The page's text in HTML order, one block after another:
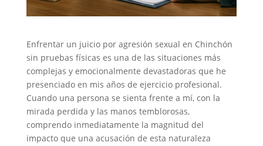
Enfrentar un juicio por agresión sexual en Chinchón
sin pruebas físicas es una de las situaciones más
complejas y emocionalmente devastadoras que he
presenciado en mis años de ejercicio profesional.
Cuando una persona se sienta frente a mí, con la
mirada perdida y las manos temblorosas,
comprendo inmediatamente la magnitud del
impacto que una acusación de esta naturaleza